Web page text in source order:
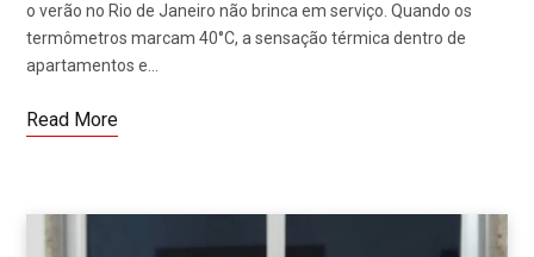
o verão no Rio de Janeiro não brinca em serviço. Quando os
termômetros marcam 40°C, a sensação térmica dentro de
apartamentos e…
Read More